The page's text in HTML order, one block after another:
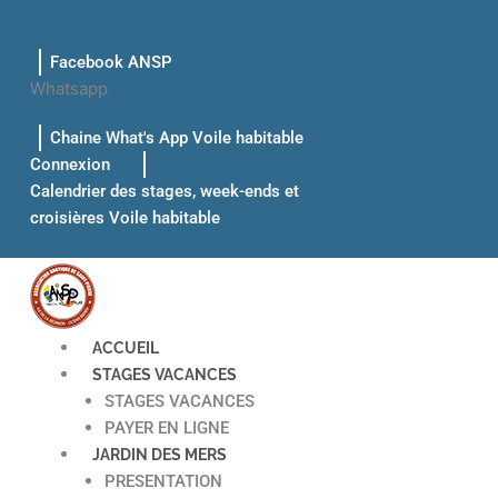
contenuFacebook ANSP
Whatsapp
Chaine What's App Voile habitable
Connexion
Calendrier des stages, week-ends et
croisières Voile habitable
ACCUEIL
STAGES VACANCES
STAGES VACANCES
PAYER EN LIGNE
JARDIN DES MERS
PRESENTATION